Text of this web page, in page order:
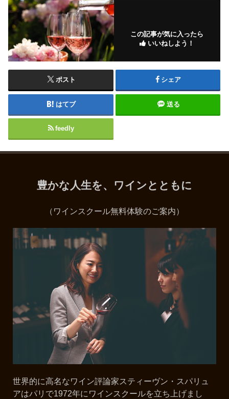
この記事が気に入ったら
いいねしよう！
ポスト シェア
はてブ 送る
feedly
豊かな人生を、ワインとともに
（ワインスクール無料体験のご案内）
世界的に高名なワイン評論家スティーヴン・スパリュ
アはパリで1972年にワインスクールを立ち上げまし